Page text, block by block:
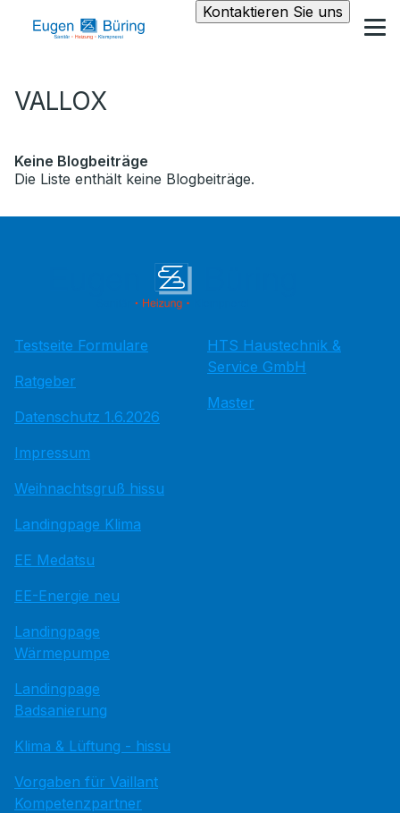
Kontaktieren Sie uns
VALLOX
Keine Blogbeiträge
Die Liste enthält keine Blogbeiträge.
Testseite Formulare
Ratgeber
Datenschutz 1.6.2026
Impressum
Weihnachtsgruß hissu
Landingpage Klima
EE Medatsu
EE-Energie neu
Landingpage
Wärmepumpe
Landingpage
Badsanierung
Klima & Lüftung - hissu
Vorgaben für Vaillant
Kompetenzpartner
HTS Haustechnik &
Service GmbH
Master